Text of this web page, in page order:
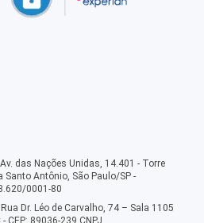
das Nações Unidas, 14.401 - Torre
Santo Antônio, São Paulo/SP -
0001-80
Dr. Léo de Carvalho, 74 – Sala 1105
CEP: 89036-239 CNPJ